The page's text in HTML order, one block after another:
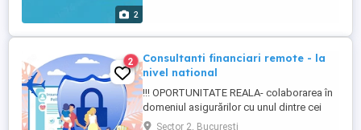
2
2
Consultanti financiari remote - la
nivel national
!!! OPORTUNITATE REALA- colaborarea în
domeniul asigurărilor cu unul dintre cei
mai mari brokeri de asigurari ( actionar
Sector 2, Bucuresti